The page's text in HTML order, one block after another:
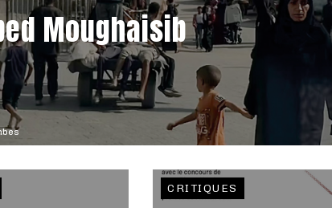
Moughaisib
CRITIQUES